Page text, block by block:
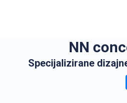
NN
Specijalizirane